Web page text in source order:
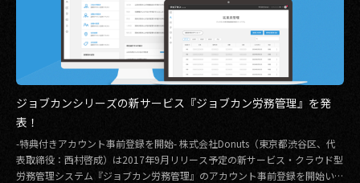
ジョブカンシリーズの新サービス『ジョブカン労務管理』を発
表！
-特典付きアカウント事前登録を開始- 株式会社Donuts（東京都渋谷区、代
表取締役：西村啓成）は2017年9月リリース予定の新サービス・クラウド型
労務管理システム『ジョブカン労務管理』のアカウント事前登録を開始いた